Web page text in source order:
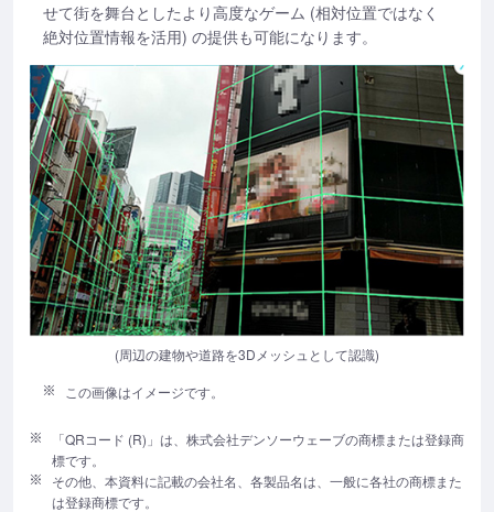
せて街を舞台としたより高度なゲーム (相対位置ではなく
絶対位置情報を活用) の提供も可能になります。
(周辺の建物や道路を3Dメッシュとして認識)
この画像はイメージです。
「QRコード (R)」は、株式会社デンソーウェーブの商標または登録商
標です。
その他、本資料に記載の会社名、各製品名は、一般に各社の商標また
は登録商標です。